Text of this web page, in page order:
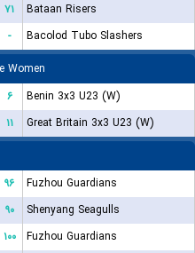
۷۱
Bataan Risers
-
Bacolod Tubo Slashers
Women
۶
Benin 3x3 U23 (W)
۱۱
Great Britain 3x3 U23 (W)
۹۶
Fuzhou Guardians
۹۰
Shenyang Seagulls
۱۰۰
Fuzhou Guardians